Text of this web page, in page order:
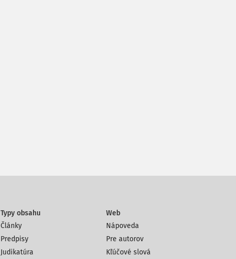
Typy obsahu
Články
Predpisy
Judikatúra
Web
Nápoveda
Pre autorov
Kľúčové slová